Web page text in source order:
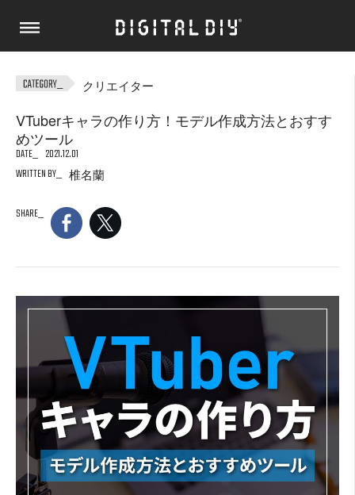
クリエイター
VTuberキャラの作り方！モデル作成方法とおすす
めツール
DATE
2021.12.01
WRITTEN BY
椎名蘭
SHARE